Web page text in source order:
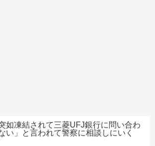
如凍結されて三菱UFJ銀行に問い合わ
い」と言われて警察に相談しにいく